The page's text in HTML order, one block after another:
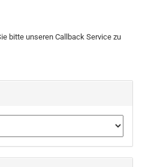
bitte unseren Callback Service zu